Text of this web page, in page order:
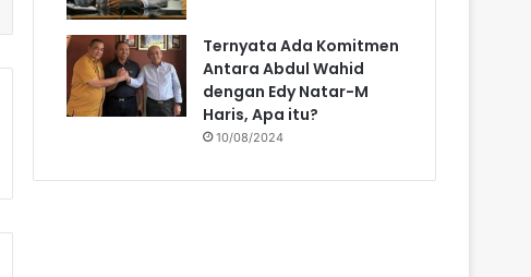
Ternyata Ada Komitmen
Antara Abdul Wahid
dengan Edy Natar-M
Haris, Apa itu?
10/08/2024